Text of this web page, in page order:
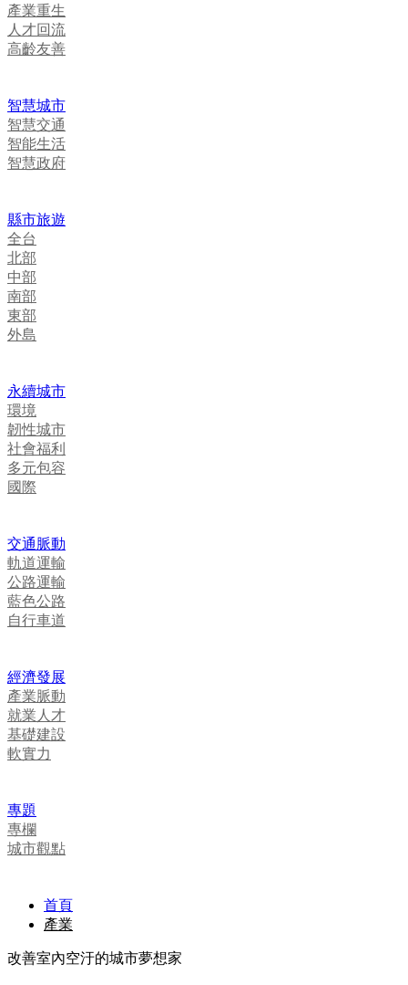
產業重生
人才回流
高齡友善
智慧城市
智慧交通
智能生活
智慧政府
縣市旅遊
全台
北部
中部
南部
東部
外島
永續城市
環境
韌性城市
社會福利
多元包容
國際
交通脈動
軌道運輸
公路運輸
藍色公路
自行車道
經濟發展
產業脈動
就業人才
基礎建設
軟實力
專題
專欄
城市觀點
首頁
產業
改善室內空汙的城市夢想家